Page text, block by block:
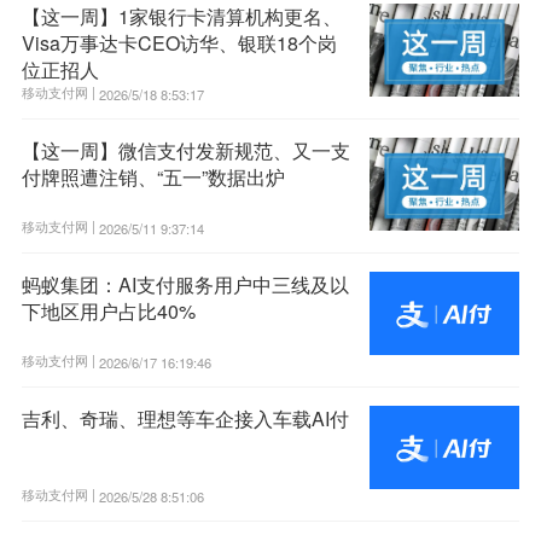
【这一周】1家银行卡清算机构更名、
Visa万事达卡CEO访华、银联18个岗
位正招人
移动支付网 | 2026/5/18 8:53:17
【这一周】微信支付发新规范、又一支
付牌照遭注销、“五一”数据出炉
移动支付网 | 2026/5/11 9:37:14
蚂蚁集团：AI支付服务用户中三线及以
下地区用户占比40%
移动支付网 | 2026/6/17 16:19:46
吉利、奇瑞、理想等车企接入车载AI付
移动支付网 | 2026/5/28 8:51:06